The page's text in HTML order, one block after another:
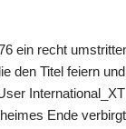
ein recht
den Titel feiern
Ende